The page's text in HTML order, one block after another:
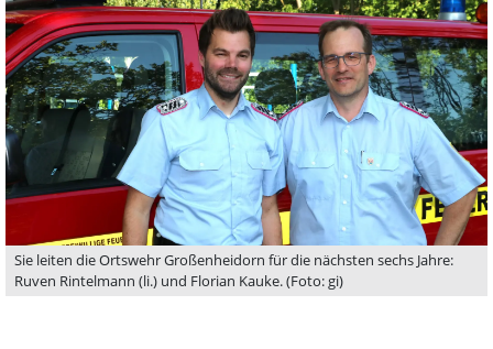
Sie leiten die Ortswehr Großenheidorn für die nächsten sechs Jahre:
Ruven Rintelmann (li.) und Florian Kauke. (Foto: gi)